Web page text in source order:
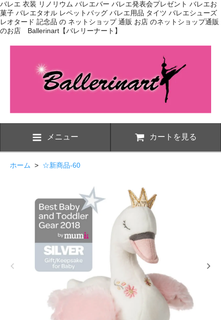
バレエ 衣装 リノリウム バレエバー バレエ発表会プレゼント バレエお
菓子 バレエタオル レペットバッグ バレエ用品 タイツ バレエシューズ
レオタード 記念品 の ネットショップ 通販 お店 のネットショップ通販
のお店 Ballerinart【バレリーナート】
メニュー カートを見る
ホーム > ☆新商品-60